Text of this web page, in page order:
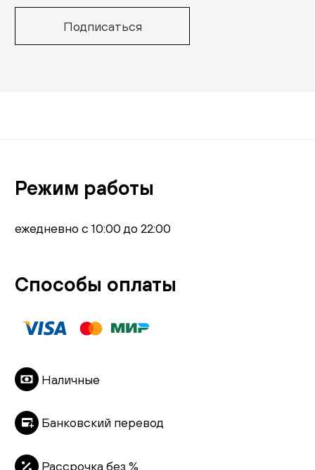
Подписаться
Режим работы
ежедневно с 10:00 до 22:00
Способы оплаты
Наличные
Банковский перевод
Рассрочка без %